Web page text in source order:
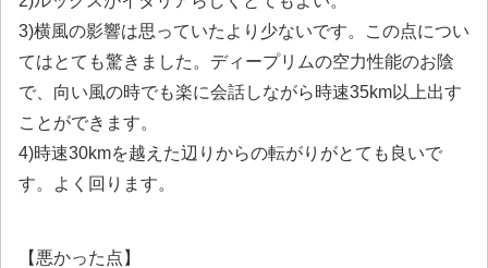
3)横風の影響は思っていたより少ないです。この点につい
てはとても驚きました。ディープリムの空力性能のお陰
で、向い風の時でも楽に会話しながら時速35km以上出す
ことができます。
4)時速30kmを越えた辺りからの転がりがとても良いで
す。よく回ります。
【悪かった点】